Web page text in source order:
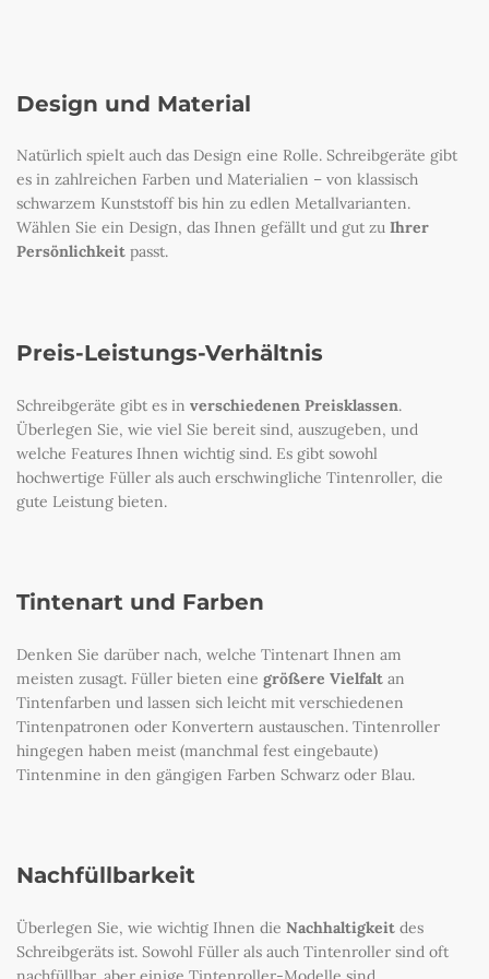
Design und Material
Natürlich spielt auch das Design eine Rolle. Schreibgeräte gibt
es in zahlreichen Farben und Materialien – von klassisch
schwarzem Kunststoff bis hin zu edlen Metallvarianten.
Wählen Sie ein Design, das Ihnen gefällt und gut zu Ihrer
Persönlichkeit passt.
Preis-Leistungs-Verhältnis
Schreibgeräte gibt es in verschiedenen Preisklassen.
Überlegen Sie, wie viel Sie bereit sind, auszugeben, und
welche Features Ihnen wichtig sind. Es gibt sowohl
hochwertige Füller als auch erschwingliche Tintenroller, die
gute Leistung bieten.
Tintenart und Farben
Denken Sie darüber nach, welche Tintenart Ihnen am
meisten zusagt. Füller bieten eine größere Vielfalt an
Tintenfarben und lassen sich leicht mit verschiedenen
Tintenpatronen oder Konvertern austauschen. Tintenroller
hingegen haben meist (manchmal fest eingebaute)
Tintenmine in den gängigen Farben Schwarz oder Blau.
Nachfüllbarkeit
Überlegen Sie, wie wichtig Ihnen die Nachhaltigkeit des
Schreibgeräts ist. Sowohl Füller als auch Tintenroller sind oft